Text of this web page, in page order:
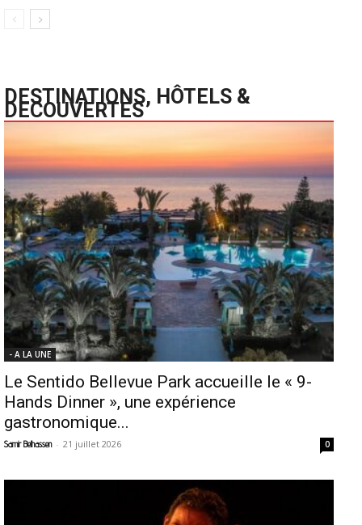
DESTINATIONS, HÔTELS &
DECOUVERTES
- A LA UNE
Le Sentido Bellevue Park accueille le « 9-
Hands Dinner », une expérience
gastronomique...
Samir Belhassen - 21 juillet 2026 0